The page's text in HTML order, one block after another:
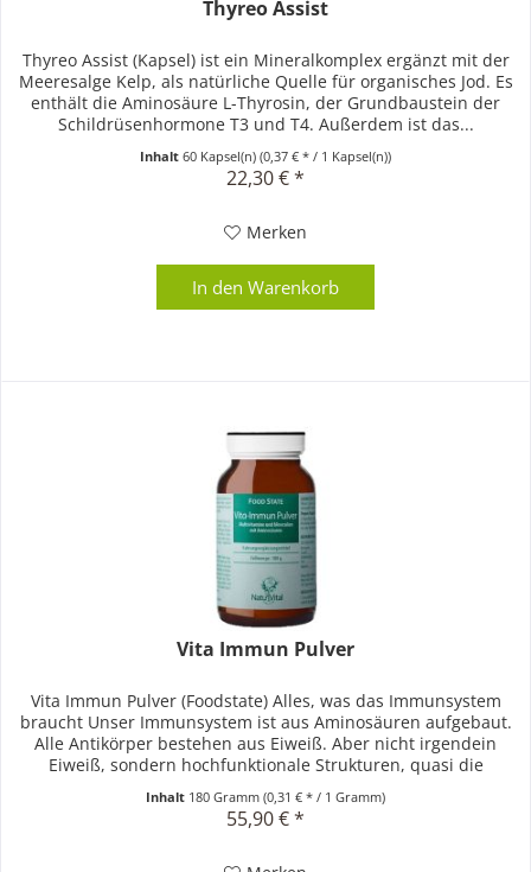
Thyreo Assist
Thyreo Assist (Kapsel) ist ein Mineralkomplex ergänzt mit der
Meeresalge Kelp, als natürliche Quelle für organisches Jod. Es
enthält die Aminosäure L-Thyrosin, der Grundbaustein der
Schildrüsenhormone T3 und T4. Außerdem ist das...
Inhalt60 Kapsel(n)(0,37 € * / 1 Kapsel(n))
22,30 € *
Merken
In den Warenkorb
Vita Immun Pulver
Vita Immun Pulver (Foodstate) Alles, was das Immunsystem
braucht Unser Immunsystem ist aus Aminosäuren aufgebaut.
Alle Antikörper bestehen aus Eiweiß. Aber nicht irgendein
Eiweiß, sondern hochfunktionale Strukturen, quasi die
Inhalt 180 Gramm(0,31 € * / 1 Gramm)
55,90 € *